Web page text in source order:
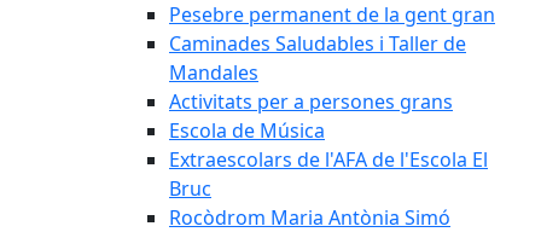
Pesebre permanent de la gent gran
Caminades Saludables i Taller de
Mandales
Activitats per a persones grans
Escola de Música
Extraescolars de l'AFA de l'Escola El
Bruc
Rocòdrom Maria Antònia Simó